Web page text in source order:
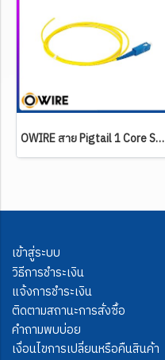
OWIRE สาย Pigtail 1 Core SC/UPC SM 2 mm. ยาว 1.5 เมตร
เข้าสู่ระบบ
วิธีการชำระเงิน
แจ้งการชำระเงิน
ติดตามสถานะการสั่งซื้อ
คำถามพบบ่อย
เงื่อนไขการเปลี่ยนหรือคืนสินค้า